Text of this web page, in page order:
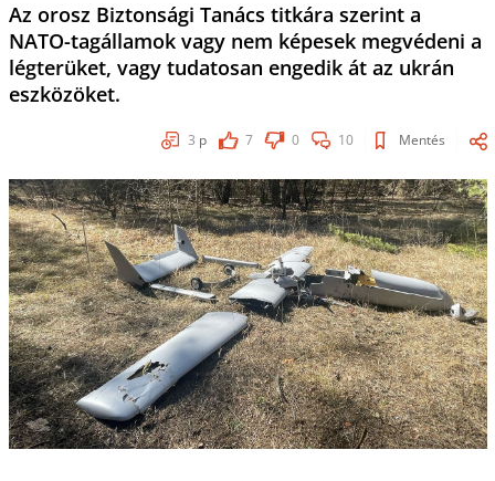
Az orosz Biztonsági Tanács titkára szerint a
NATO-tagállamok vagy nem képesek megvédeni a
légterüket, vagy tudatosan engedik át az ukrán
eszközöket.
3 p 7 0 10 Mentés